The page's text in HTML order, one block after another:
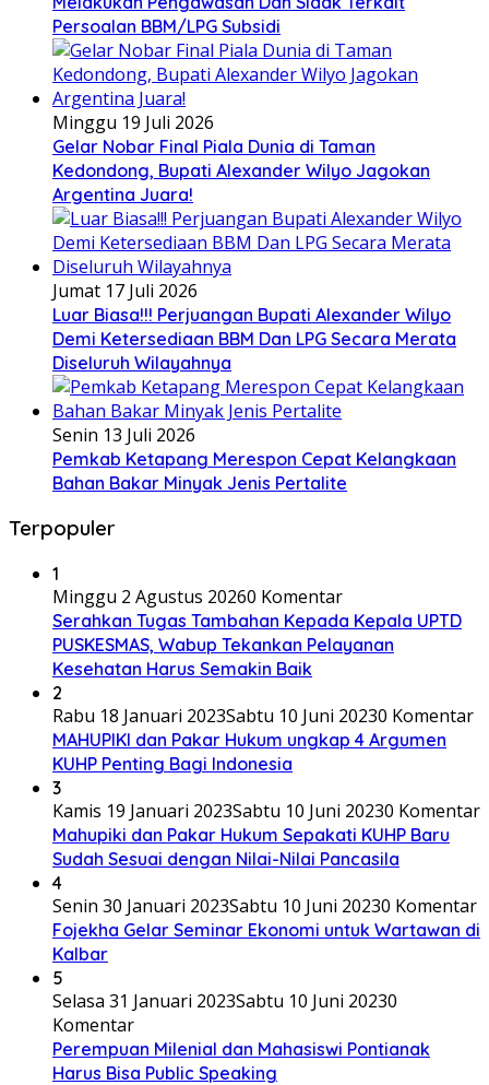
Persoalan BBM/LPG Subsidi
Minggu 19 Juli 2026
Gelar Nobar Final Piala Dunia di Taman
Kedondong, Bupati Alexander Wilyo Jagokan
Argentina Juara!
Jumat 17 Juli 2026
Luar Biasa!!! Perjuangan Bupati Alexander Wilyo
Demi Ketersediaan BBM Dan LPG Secara Merata
Diseluruh Wilayahnya
Senin 13 Juli 2026
Pemkab Ketapang Merespon Cepat Kelangkaan
Bahan Bakar Minyak Jenis Pertalite
Terpopuler
1
Minggu 2 Agustus 20260 Komentar
Serahkan Tugas Tambahan Kepada Kepala UPTD
PUSKESMAS, Wabup Tekankan Pelayanan
Kesehatan Harus Semakin Baik
2
Rabu 18 Januari 2023Sabtu 10 Juni 20230 Komentar
MAHUPIKI dan Pakar Hukum ungkap 4 Argumen
KUHP Penting Bagi Indonesia
3
Kamis 19 Januari 2023Sabtu 10 Juni 20230 Komentar
Mahupiki dan Pakar Hukum Sepakati KUHP Baru
Sudah Sesuai dengan Nilai-Nilai Pancasila
4
Senin 30 Januari 2023Sabtu 10 Juni 20230 Komentar
Fojekha Gelar Seminar Ekonomi untuk Wartawan di
Kalbar
5
Selasa 31 Januari 2023Sabtu 10 Juni 20230
Komentar
Perempuan Milenial dan Mahasiswi Pontianak
Harus Bisa Public Speaking